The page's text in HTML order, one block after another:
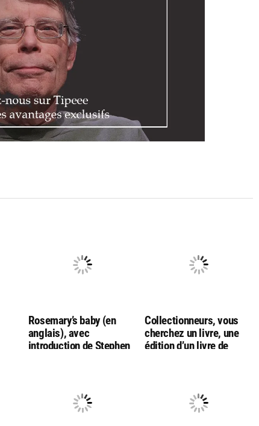
Rosemary’s baby (en
anglais), avec
introduction de Stephen
Collectionneurs, vous
cherchez un livre, une
édition d’un livre de